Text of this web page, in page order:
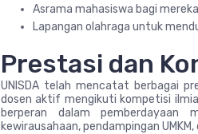
Asrama mahasiswa bagi
Lapangan olahraga untuk
Prestasi dan
UNISDA telah mencatat berbagai
dosen aktif mengikuti kompetisi
berperan dalam pemberdayaan
kewirausahaan, pendampingan